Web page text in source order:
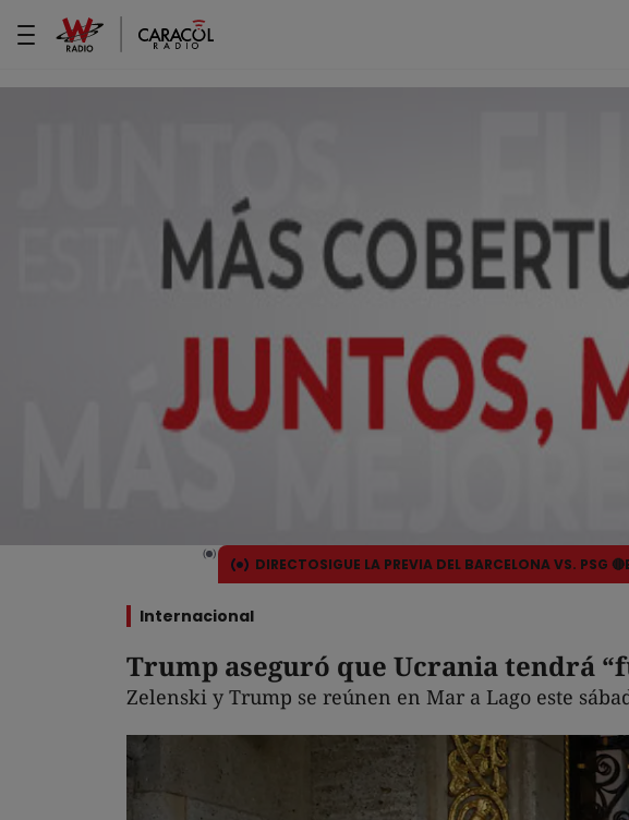
DIRECTOSIGUE LA PREVIA DEL BARCELONA VS. PSG
Internacional
Trump aseguró que Ucrania tendrá
Zelenski y Trump se reúnen en Mar a Lago este